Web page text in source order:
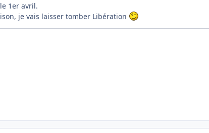
1er avril.
je vais laisser tomber Libération